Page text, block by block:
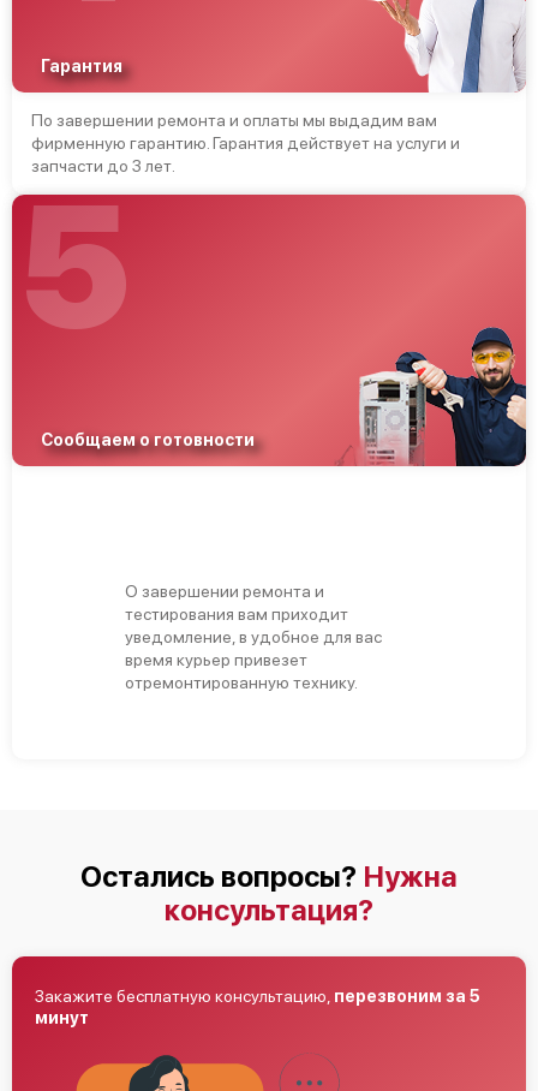
Гарантия
По завершении ремонта и оплаты мы выдадим вам
фирменную гарантию. Гарантия действует на услуги и
запчасти до 3 лет.
5
Сообщаем о готовности
О завершении ремонта и
тестирования вам приходит
уведомление, в удобное для вас
время курьер привезет
отремонтированную технику.
Остались вопросы? Нужна
консультация?
Закажите бесплатную консультацию, перезвоним за 5
минут